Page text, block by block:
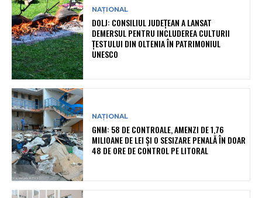
NAȚIONAL
DOLJ: CONSILIUL JUDEȚEAN A LANSAT
DEMERSUL PENTRU INCLUDEREA CULTURII
ȚESTULUI DIN OLTENIA ÎN PATRIMONIUL
UNESCO
NAȚIONAL
GNM: 58 DE CONTROALE, AMENZI DE 1,76
MILIOANE DE LEI ȘI O SESIZARE PENALĂ ÎN DOAR
48 DE ORE DE CONTROL PE LITORAL